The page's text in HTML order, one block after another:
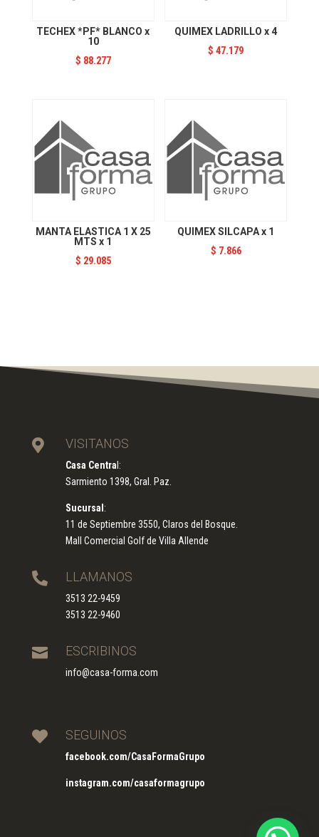
TECHEX *PF* BLANCO x
10
$ 88.277
QUIMEX LADRILLO x 4
$ 47.179
MANTA ELASTICA 1 X 25
MTS x 1
$ 29.085
QUIMEX SILCAPA x 1
$ 7.866
 VISITANOS
Casa Centra l:
Sarmiento 1398, Gral. Paz.
Sucursal :
11 de Septiembre 3550, Claros del Bosque.
Mall Comercial Golf de Villa Allende
 LLAMANOS
3513 22-9459
3513 22-9460
 ESCRIBINOS
info@casa-forma.com
 SEGUINOS
facebook.com/CasaFormaGrupo
instagram.com/casaformagrupo